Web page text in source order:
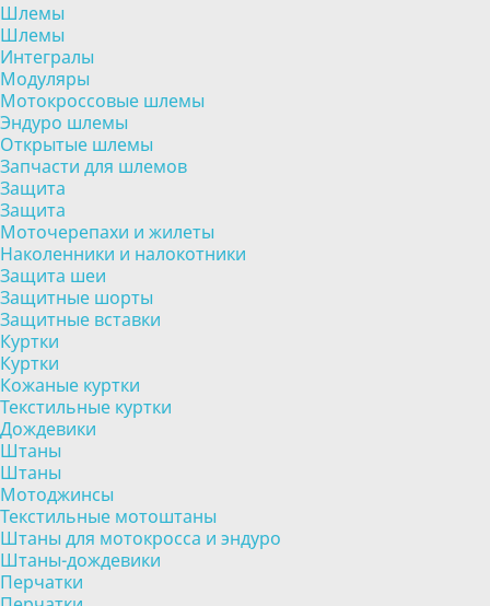
Шлемы
Шлемы
Интегралы
Модуляры
Мотокроссовые шлемы
Эндуро шлемы
Открытые шлемы
Запчасти для шлемов
Защита
Защита
Моточерепахи и жилеты
Наколенники и налокотники
Защита шеи
Защитные шорты
Защитные вставки
Куртки
Куртки
Кожаные куртки
Текстильные куртки
Дождевики
Штаны
Штаны
Мотоджинсы
Текстильные мотоштаны
Штаны для мотокросса и эндуро
Штаны-дождевики
Перчатки